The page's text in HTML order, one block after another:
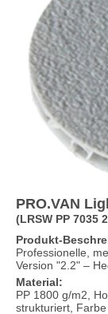
PRO.VAN
(LRSW PP 7035
Produkt-
Professionelle,
Version "2.2" –
Material:
PP 1800 g/m2,
strukturiert, Farbe